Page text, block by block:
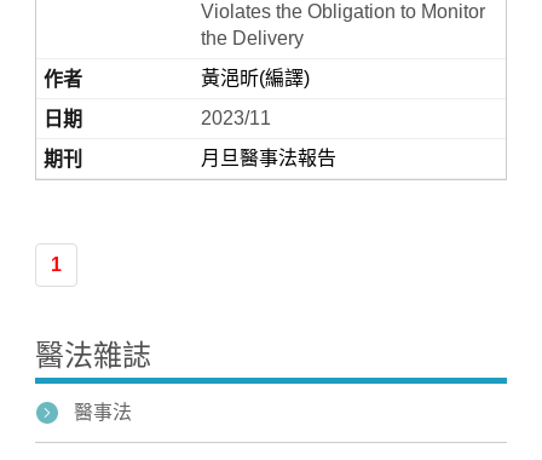
Violates the Obligation to Monitor
the Delivery
黃浥昕(編譯)
2023/11
月旦醫事法報告
1
醫法雜誌
醫事法